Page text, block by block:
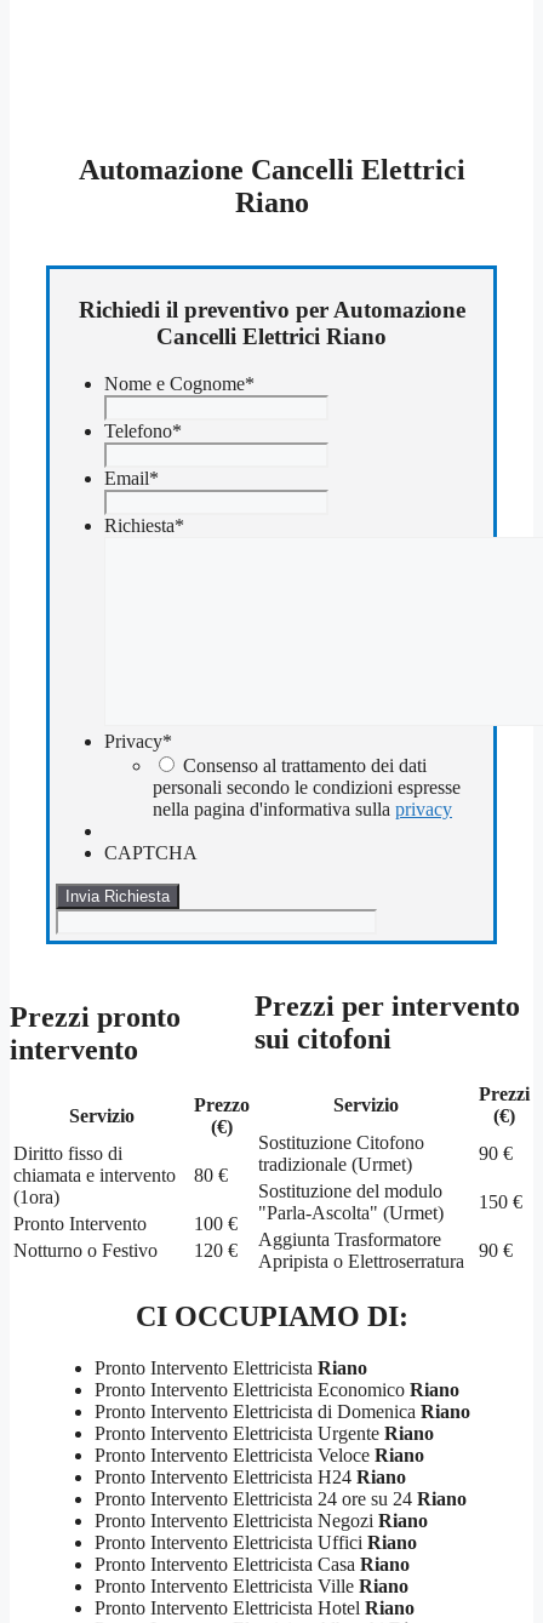
Automazione Cancelli Elettrici
Riano
Richiedi il preventivo per Automazione
Cancelli Elettrici Riano
Nome e Cognome*
Telefono*
Email*
Richiesta*
Privacy*
Consenso al trattamento dei dati
personali secondo le condizioni espresse
nella pagina d'informativa sulla privacy
CAPTCHA
Prezzi pronto
intervento
Servizio
Prezzo
(€)
Diritto fisso di
chiamata e intervento
(1ora)
80 €
Pronto Intervento
100 €
Notturno o Festivo
120 €
Prezzi per intervento
sui citofoni
Servizio
Prezzi
(€)
Sostituzione Citofono
tradizionale (Urmet)
90 €
Sostituzione del modulo
"Parla-Ascolta" (Urmet)
150 €
Aggiunta Trasformatore
Apripista o Elettroserratura
90 €
CI OCCUPIAMO DI:
Pronto Intervento Elettricista Riano
Pronto Intervento Elettricista Economico Riano
Pronto Intervento Elettricista di Domenica Riano
Pronto Intervento Elettricista Urgente Riano
Pronto Intervento Elettricista Veloce Riano
Pronto Intervento Elettricista H24 Riano
Pronto Intervento Elettricista 24 ore su 24 Riano
Pronto Intervento Elettricista Negozi Riano
Pronto Intervento Elettricista Uffici Riano
Pronto Intervento Elettricista Casa Riano
Pronto Intervento Elettricista Ville Riano
Pronto Intervento Elettricista Hotel Riano